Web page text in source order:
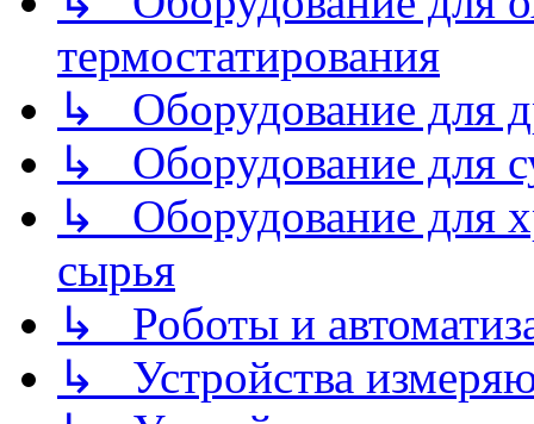
термостатирования
↳ Оборудование для
↳ Оборудование для
↳ Оборудование для
сырья
↳ Роботы и
↳ Устройства